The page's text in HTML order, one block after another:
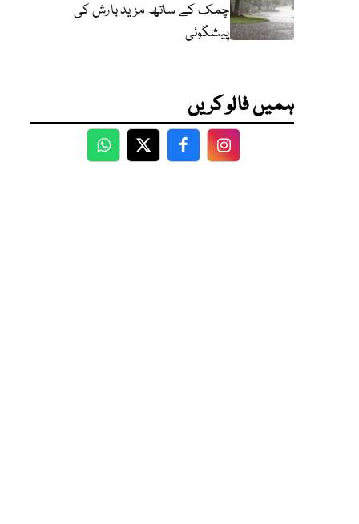
چمک کے ساتھ مزید بارش کی
پیشگوئی
ہمیں فالو کریں
WhatsApp
TwitterFacebookFacebook